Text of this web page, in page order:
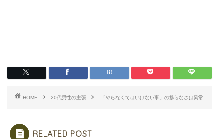
HOME 20代男性の主張 「やらなくてはいけない事」の捗らなさは異常
RELATED POST